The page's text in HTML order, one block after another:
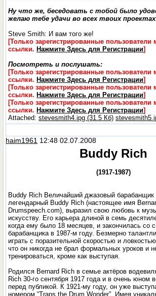
Ну что же, беседовать с тобой было
желаю тебе удачи во всех твоих
Steve Smith: И вам того же!
[Только зарегистрированные пользователи
ссылки. Нажмите Здесь для Регистрации]
Посмотреть и послушать:
[Только зарегистрированные пользователи
ссылки. Нажмите Здесь для Регистрации]
[Только зарегистрированные пользователи
ссылки. Нажмите Здесь для Регистрации]
[Только зарегистрированные пользователи
ссылки. Нажмите Здесь для Регистрации]
Attached:stevesmith4.jpg (31.5 Кб)
haim1961 12:48 02.07.2008
Buddy Rich
(1917-1987)
Buddy Rich Величайший джазовый барабанщик
легендарный Buddy Rich (настоящее имя
Drumspeech.com), выразил свою любовь к
искусству. Его карьера длиной в семь
когда ему было 18 месяцев, и закончилась со
барабанщика в 1987-м году. Безмерно
играть с поразительной скоростью и
что он никогда не брал формальных уроков и
тренироваться, кроме как выступая.
Родился Bernard Rich в семье актёров
Rich 30-го сентября 1917 года и в очень юном
перед публикой. К 1921-му году, он уже
номером “Traps the Drum Wonder”. Имея